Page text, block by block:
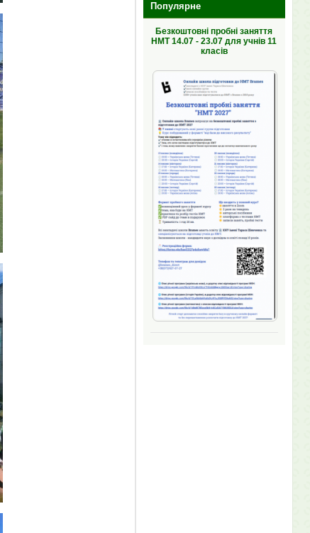
Популярне
Безкоштовні пробні заняття
НМТ 14.07 - 23.07 для учнів 11
класів